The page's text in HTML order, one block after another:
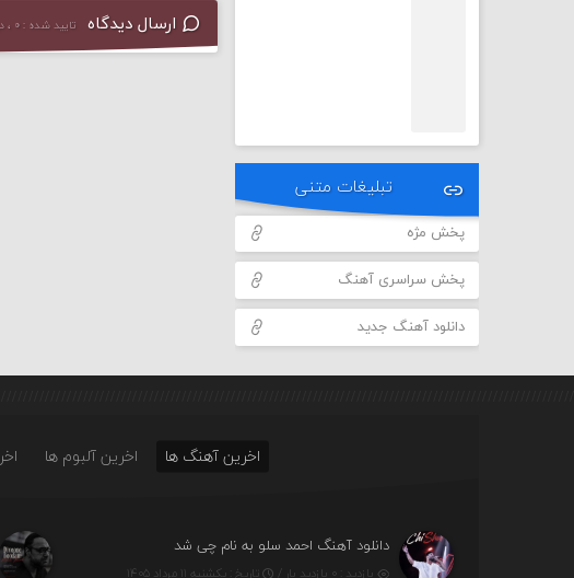
ارسال دیدگاه تایید شده : ۰ ، در حال بررسی : ۰ ، مجموع : ۰ نظر
تبلیغات متنی
پخش مژه
پخش سراسری آهنگ
دانلود آهنگ جدید
اخرین آهنگ ها اخرین آلبوم ها
دانلود آهنگ احمد سلو به نام چی شد
بازدید : ۰ بازدید بار / تاریخ : یکشنبه ۱۱ مرداد ۱۴۰۵